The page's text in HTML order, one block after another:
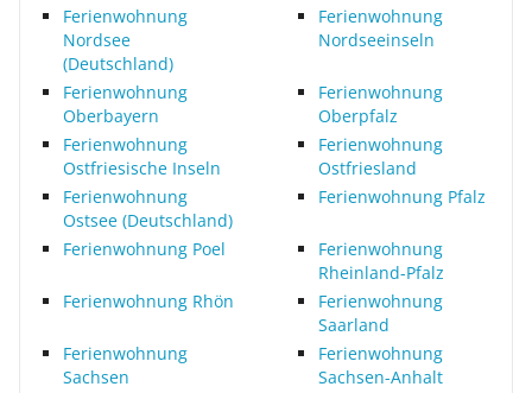
Ferienwohnung
Nordsee
(Deutschland)
Ferienwohnung
Nordseeinseln
Ferienwohnung
Oberbayern
Ferienwohnung
Oberpfalz
Ferienwohnung
Ostfriesische Inseln
Ferienwohnung
Ostfriesland
Ferienwohnung
Ostsee (Deutschland)
Ferienwohnung Pfalz
Ferienwohnung Poel
Ferienwohnung
Rheinland-Pfalz
Ferienwohnung Rhön
Ferienwohnung
Saarland
Ferienwohnung
Sachsen
Ferienwohnung
Sachsen-Anhalt